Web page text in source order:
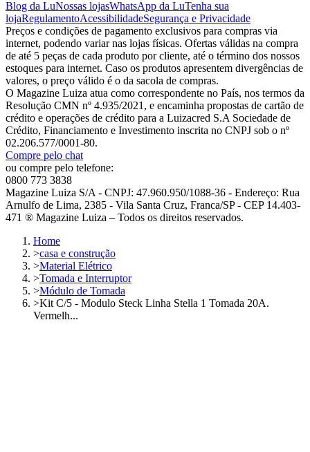
Blog da LuNossas lojasWhatsApp da LuTenha sua
lojaRegulamentoAcessibilidadeSegurança e Privacidade
Preços e condições de pagamento exclusivos para compras via
internet, podendo variar nas lojas físicas. Ofertas válidas na compra
de até 5 peças de cada produto por cliente, até o término dos nossos
estoques para internet. Caso os produtos apresentem divergências de
valores, o preço válido é o da sacola de compras.
O Magazine Luiza atua como correspondente no País, nos termos da
Resolução CMN nº 4.935/2021, e encaminha propostas de cartão de
crédito e operações de crédito para a Luizacred S.A Sociedade de
Crédito, Financiamento e Investimento inscrita no CNPJ sob o nº
02.206.577/0001-80.
Compre pelo chat
ou compre pelo telefone:
0800 773 3838
Magazine Luiza S/A - CNPJ: 47.960.950/1088-36 - Endereço: Rua
Arnulfo de Lima, 2385 - Vila Santa Cruz, Franca/SP - CEP 14.403-
471 ® Magazine Luiza – Todos os direitos reservados.
Home
>casa e construção
>Material Elétrico
>Tomada e Interruptor
>Módulo de Tomada
>Kit C/5 - Modulo Steck Linha Stella 1 Tomada 20A.
Vermelh...